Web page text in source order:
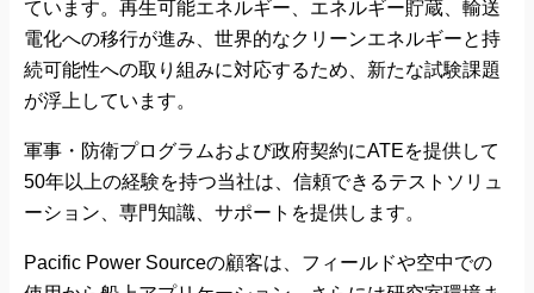
ています。再生可能エネルギー、エネルギー貯蔵、輸送
電化への移行が進み、世界的なクリーンエネルギーと持
続可能性への取り組みに対応するため、新たな試験課題
が浮上しています。
軍事・防衛プログラムおよび政府契約にATEを提供して
50年以上の経験を持つ当社は、信頼できるテストソリュ
ーション、専門知識、サポートを提供します。
Pacific Power Sourceの顧客は、フィールドや空中での